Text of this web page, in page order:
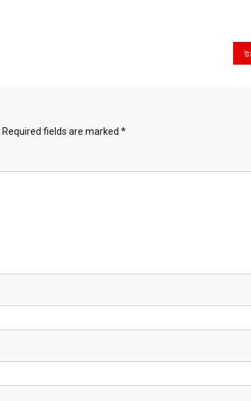
Required fields are marked *